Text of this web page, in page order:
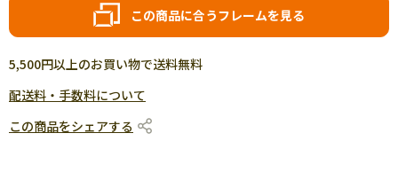
この商品に合うフレームを見る
5,500円以上のお買い物で送料無料
配送料・手数料について
この商品をシェアする